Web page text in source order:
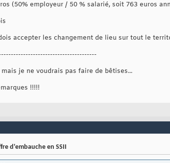
(50% employeur / 50 % salarié, soit 763 euros
accepter les changement de lieu sur tout le
je ne voudrais pas faire de bêtises...
!!!!!
d'embauche en SSII